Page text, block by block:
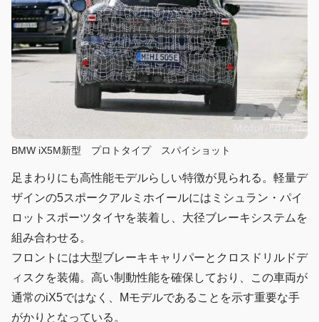
BMW iX5M新型 プロトタイプ スパイショット
足まわりにも高性能モデルらしい特徴が見られる。軽量デ
ザインの5スポークアルミホイールにはミシュラン・パイ
ロットスポーツタイヤを装着し、大径ブレーキシステムを
組み合わせる。
フロントには大型ブレーキキャリパーとクロスドリルドデ
ィスクを装備。高い制動性能を確保しており、この車両が
通常のiX5ではなく、Mモデルであることを示す重要な手
がかりとなっている。